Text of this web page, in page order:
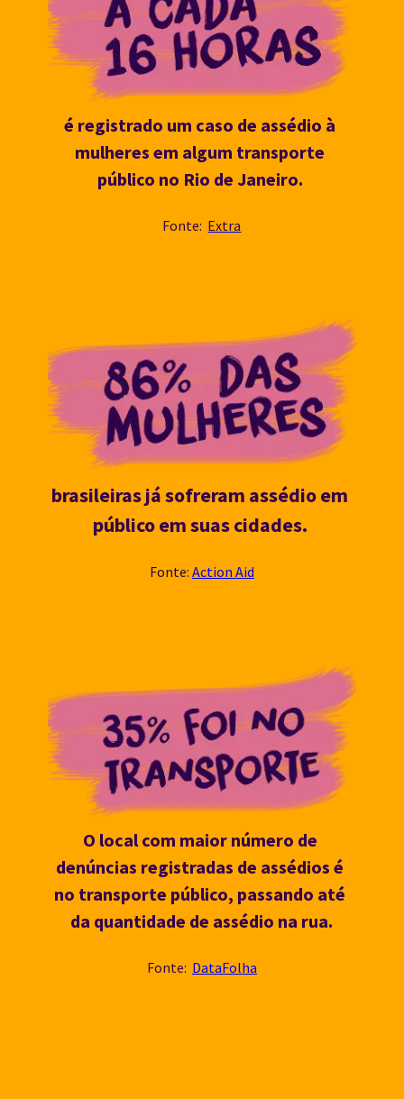
é registrado um caso de assédio à
mulheres em algum transporte
público no Rio de Janeiro.
Fonte: Extra
brasileiras já sofreram assédio em
público em suas cidades.
Fonte: Action Aid
O local com maior número de
denúncias registradas de assédios é
no transporte público, passando até
da quantidade de assédio na rua.
Fonte: DataFolha